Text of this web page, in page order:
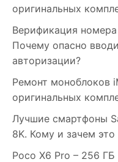
оригинальных
Верификация
Почему опасно
авторизации?
Ремонт моноблоков
оригинальных
Лучшие смартфоны
8K. Кому и зачем
Poco X6 Pro – 256